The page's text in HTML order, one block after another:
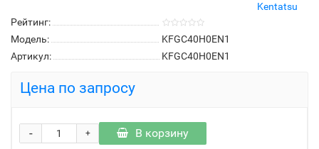
Kentatsu
Рейтинг:
Модель:
KFGC40H0EN1
Артикул:
KFGC40H0EN1
Цена по запросу
+
- В корзину